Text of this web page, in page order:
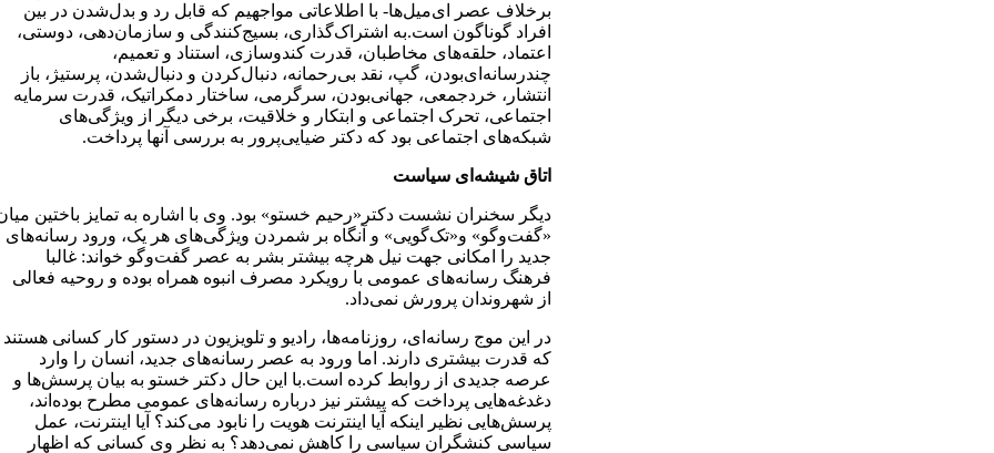
برخلاف عصر ای‌میل‌ها- با اطلاعاتی مواجهیم که قابل رد و بدل‌شدن در بین
افراد گوناگون است.به اشتراک‌گذاری، بسیج‌کنندگی و سازمان‌دهی، دوستی،
اعتماد، حلقه‌های مخاطبان، قدرت کندوسازی، استناد و تعمیم،
چندرسانه‌ای‌بودن، گپ، نقد بی‌رحمانه، دنبال‌کردن و دنبال‌شدن، پرستیژ، باز
انتشار، خردجمعی، جهانی‌بودن، سرگرمی، ساختار دمکراتیک، قدرت سرمایه
اجتماعی، تحرک اجتماعی و ابتکار و خلاقیت، برخی دیگر از ویژگی‌های
شبکه‌های اجتماعی بود که دکتر ضیایی‌پرور به بررسی آنها پرداخت.
اتاق شیشه‌ای سیاست
دیگر سخنران نشست دکتر«رحیم خستو» بود. وی با اشاره به تمایز باختین
«گفت‌وگو» و«تک‌گویی» و آنگاه بر شمردن ویژگی‌های هر یک، ورود رسانه‌های
جدید را امکانی جهت نیل هرچه بیشتر بشر به عصر گفت‌وگو خواند: غالبا
فرهنگ رسانه‌های عمومی با رویکرد مصرف انبوه همراه بوده و روحیه فعالی
از شهروندان پرورش نمی‌داد.
در این موج رسانه‌ای، روزنامه‌ها، رادیو و تلویزیون در دستور کار کسانی هستند
که قدرت بیشتری ‌دارند. اما ورود به عصر رسانه‌های جدید، انسان را وارد
عرصه جدیدی از روابط کرده است.با این حال دکتر خستو به بیان پرسش‌ها و
دغدغه‌هایی پرداخت که پیشتر نیز درباره رسانه‌های عمومی مطرح بوده‌اند،
پرسش‌هایی نظیر اینکه آیا اینترنت هویت را نابود می‌کند؟ آیا اینترنت، عمل
سیاسی کنشگران سیاسی را کاهش نمی‌دهد؟ به نظر وی کسانی که اظهار